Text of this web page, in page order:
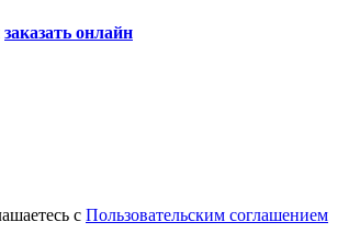
заказать онлайн
с Пользовательским соглашением